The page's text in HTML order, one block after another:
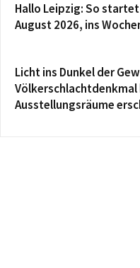
Hallo Leipzig: So
August 2026, ins
Licht ins Dunkel der
Völkerschlachtdenkmal
Ausstellungsräume